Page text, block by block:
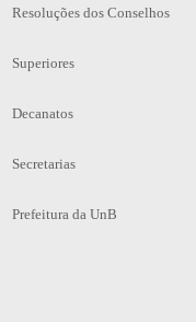
Resoluções dos Conselhos
Superiores
Decanatos
Secretarias
Prefeitura da UnB